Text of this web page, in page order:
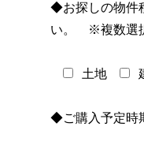
◆お探しの物件
い。 ※複数選
土地
◆ご購入予定時